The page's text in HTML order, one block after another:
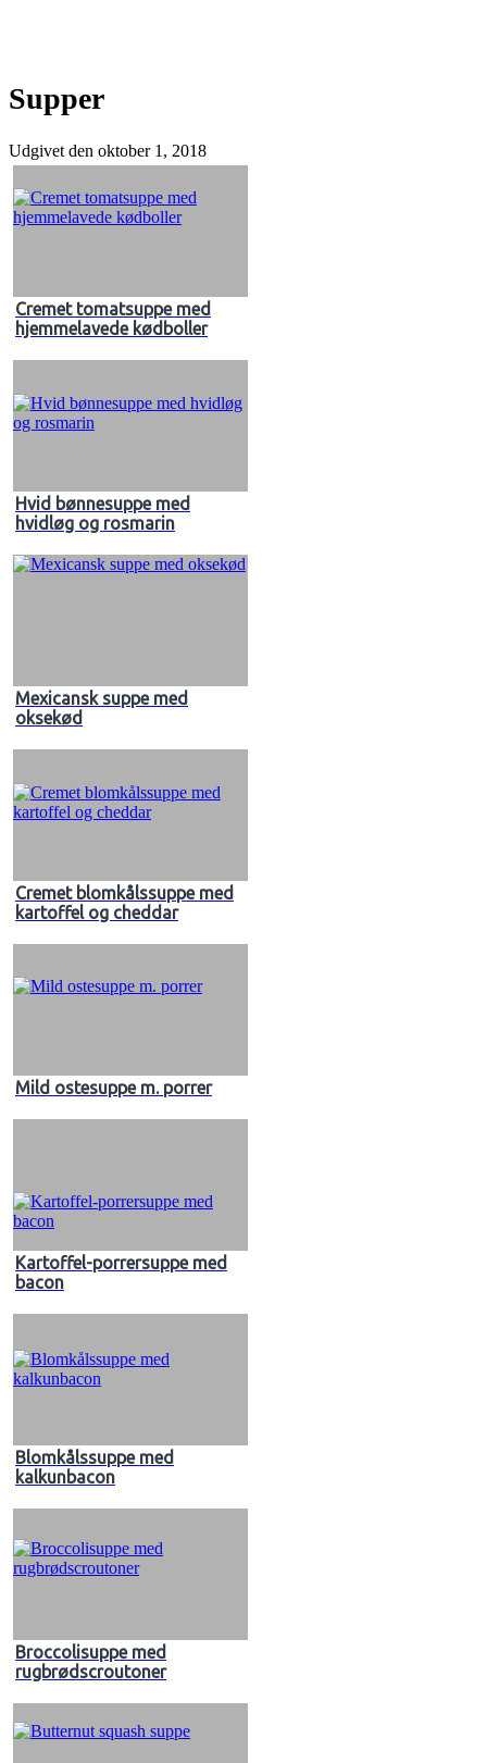
Supper
Udgivet den oktober 1, 2018
Cremet tomatsuppe med
hjemmelavede kødboller
Hvid bønnesuppe med
hvidløg og rosmarin
Mexicansk suppe med
oksekød
Cremet blomkålssuppe med
kartoffel og cheddar
Mild ostesuppe m. porrer
Kartoffel-porrersuppe med
bacon
Blomkålssuppe med
kalkunbacon
Broccolisuppe med
rugbrødscroutoner